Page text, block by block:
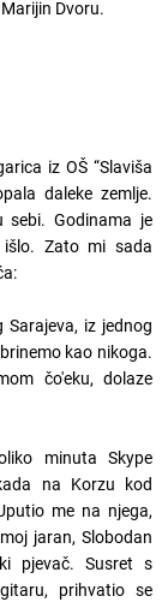
Dvoru.
iz OŠ “Slaviša
daleke zemlje.
Godinama je
Zato mi sada
iz jednog
kao nikoga.
čo'eku, dolaze
minuta Skype
na Korzu kod
me na njega,
jaran, Slobodan
pjevač. Susret s
prihvatio se